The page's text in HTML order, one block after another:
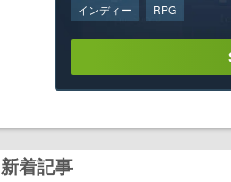
インディー RPG
新着記事